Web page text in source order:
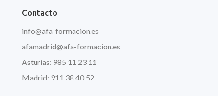
Contacto
info@afa-formacion.es
afamadrid@afa-formacion.es
Asturias: 985 11 23 11
Madrid: 911 38 40 52